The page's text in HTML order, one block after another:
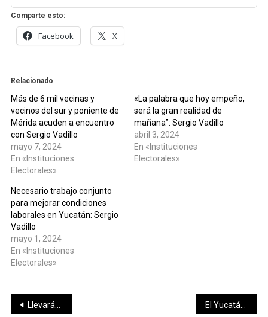
Comparte esto:
Facebook X
Relacionado
Más de 6 mil vecinas y
vecinos del sur y poniente de
Mérida acuden a encuentro
con Sergio Vadillo
mayo 7, 2024
En «Instituciones
Electorales»
«La palabra que hoy empeño,
será la gran realidad de
mañana”: Sergio Vadillo
abril 3, 2024
En «Instituciones
Electorales»
Necesario trabajo conjunto
para mejorar condiciones
laborales en Yucatán: Sergio
Vadillo
mayo 1, 2024
En «Instituciones
Electorales»
Navegación
Llevarán meridanos a Rommel Pacheco al triunfo el próximo 2 de junio